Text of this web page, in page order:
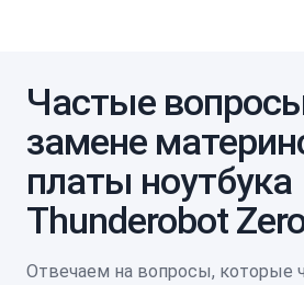
Частые
замене
платы ноутбука
Thunderobot
Отвечаем на вопросы, которые